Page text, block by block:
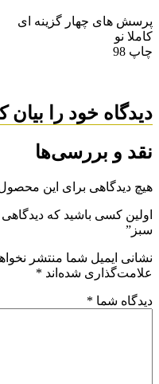
پرسش های چهار گزینه ای
کاملا نو
چاپ 98
دیدگاه خود را بیان
نقد و بررسی‌ها
هیچ دیدگاهی برای این
سبز”
نشانی ایمیل شما منتشر
علامت‌گذاری شده‌اند *
دیدگاه شما *